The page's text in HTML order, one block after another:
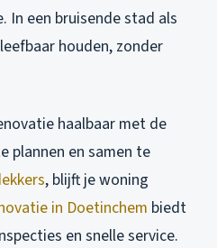
In een bruisende stad als
houden, zonder
haalbaar met de
plannen en samen te
, blijft je woning
in Doetinchem biedt
en snelle service.